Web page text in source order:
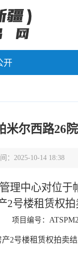
开
米尔西路26
：2025-10-14 18:38
理中心对位于
2号楼租赁权
项目编号：
2号楼租赁权拍卖